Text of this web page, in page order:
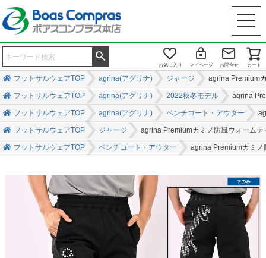
お気に入り マイページ お問合せ カート
フットサルウェアTOP agrina(アグリナ) ジャージ agrina Premium
フットサルウェアTOP agrina(アグリナ) 2022秋冬モデル agrina
フットサルウェアTOP agrina(アグリナ) ベンチコート・アウター
フットサルウェアTOP ジャージ agrina Premiumカミノ防風ウォーム
フットサルウェアTOP ベンチコート・アウター agrina Premiumカミノ